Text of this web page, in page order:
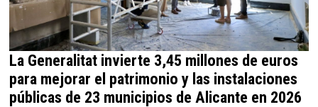
La Generalitat invierte 3,45 millones de euros
para mejorar el patrimonio y las instalaciones
públicas de 23 municipios de Alicante en 2026